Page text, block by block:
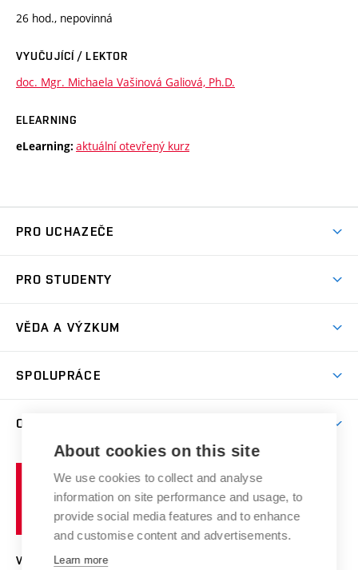
26 hod., nepovinná
VYUČUJÍCÍ / LEKTOR
doc. Mgr. Michaela Vašinová Galiová, Ph.D.
ELEARNING
eLearning: aktuální otevřený kurz
PRO UCHAZEČE
Jak se dostat na FCH
Den otevřených dveří
PRO STUDENTY
Studijní programy
Pro prváky
Knihovna
Studium a stáže v zahraničí
Pracovní nabídky
Den chemie
Chemici z VUT
Stipendia
VĚDA A VÝZKUM
Výzkumné skupiny
Výsledky VaV
Projekty
Úspěchy a ocenění
Konference a soutěže
Kvalifikační řízení
SPOLUPRÁCE
Fórum Chemistry and Life
Střední školy a FCH
Popularizace vědy
O FAKULTĚ
Organizační struktura
Historie fakulty
Kalendář akcí
Fotogalerie
Vysoké
učení
technické
v
VYSOKÉ UČENÍ TECHNICKÉ V BRNĚ
About cookies on this site
We use cookies to collect and analyse
information on site performance and usage, to
provide social media features and to enhance
and customise content and advertisements.
Learn more